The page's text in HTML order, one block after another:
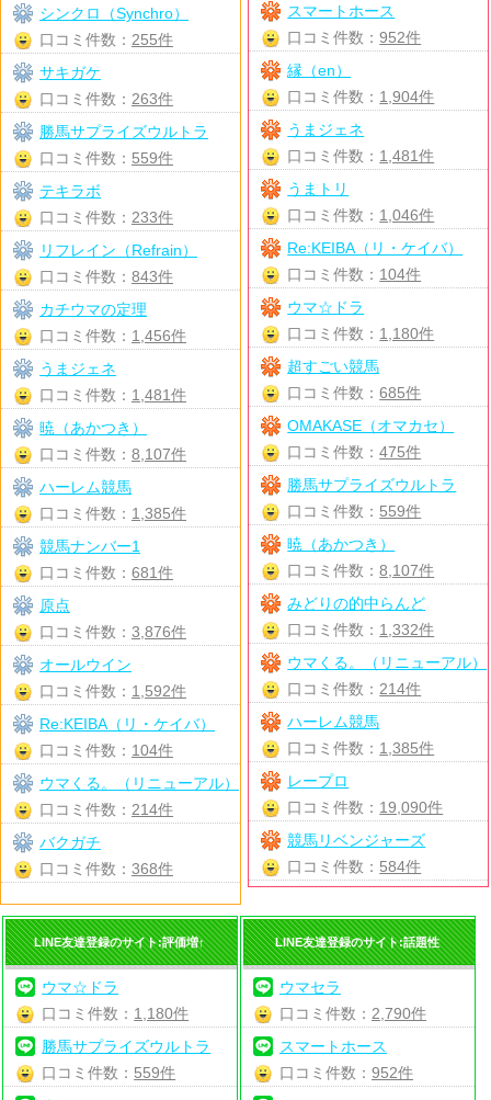
スマートホース
口コミ件数：952件
縁（en）
口コミ件数： 1,904件
うまジェネ
口コミ件数： 1,481件
うまトリ
口コミ件数： 1,046件
Re:KEIBA（リ・ケイバ）
口コミ件数： 104件
ウマ☆ドラ
口コミ件数： 1,180件
超すごい競馬
口コミ件数：685件
OMAKASE（オマカセ）
口コミ件数：475件
勝馬サプライズウルトラ
口コミ件数： 559件
暁（あかつき）
口コミ件数：8,107件
みどりの的中らんど
口コミ件数： 1,332件
ウマくる。（リニューアル）
口コミ件数： 214件
ハーレム競馬
口コミ件数： 1,385件
レープロ
口コミ件数： 19,090件
競馬リベンジャーズ
口コミ件数： 584件
シンクロ（Synchro）
口コミ件数： 255件
サキガケ
口コミ件数： 263件
勝馬サプライズウルトラ
口コミ件数： 559件
テキラボ
口コミ件数： 233件
リフレイン（Refrain）
口コミ件数： 843件
カチウマの定理
口コミ件数： 1,456件
うまジェネ
口コミ件数： 1,481件
暁（あかつき）
口コミ件数： 8,107件
ハーレム競馬
口コミ件数： 1,385件
競馬ナンバー1
口コミ件数： 681件
原点
口コミ件数： 3,876件
オールウイン
口コミ件数： 1,592件
Re:KEIBA（リ・ケイバ）
口コミ件数： 104件
ウマくる。（リニューアル）
口コミ件数： 214件
バクガチ
口コミ件数： 368件
LINE友達登録のサイト:評価増↑
ウマ☆ドラ
口コミ件数： 1,180件
勝馬サプライズウルトラ
口コミ件数： 559件
LINE友達登録のサイト:話題性
ウマセラ
口コミ件数： 2,790件
スマートホース
口コミ件数： 952件